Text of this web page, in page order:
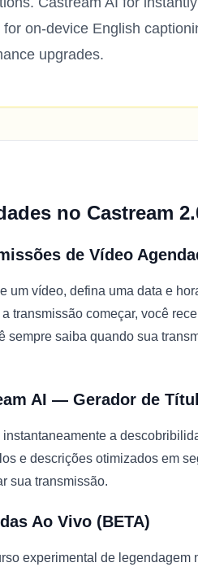
for on-device English
upgrades.
no Castream
de Vídeo
um vídeo, defina uma data e
transmissão começar, você
sempre saiba quando sua
AI — Gerador de
instantaneamente a
e descrições otimizados em
sua transmissão.
Ao Vivo (BETA)
experimental de